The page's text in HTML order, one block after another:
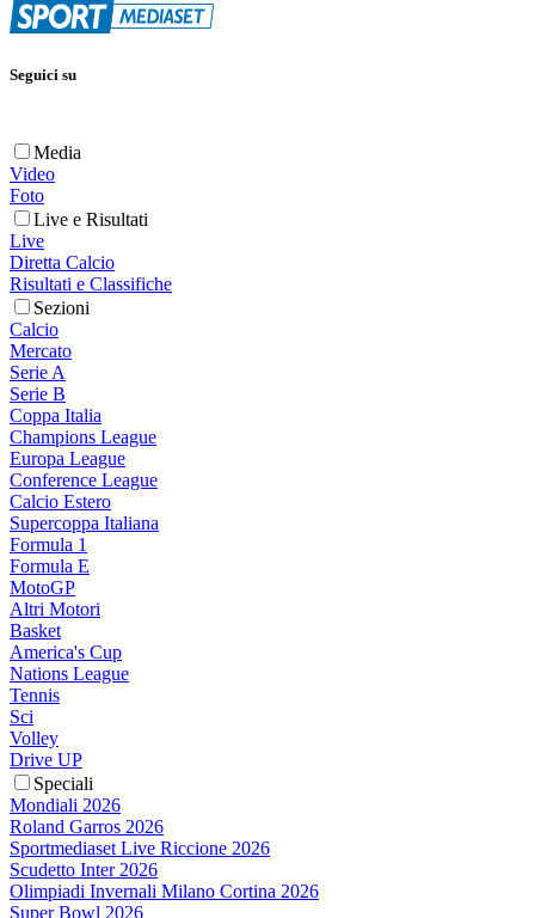
Seguici su
Media
Video
Foto
Live e Risultati
Live
Diretta Calcio
Risultati e Classifiche
Sezioni
Calcio
Mercato
Serie A
Serie B
Coppa Italia
Champions League
Europa League
Conference League
Calcio Estero
Supercoppa Italiana
Formula 1
Formula E
MotoGP
Altri Motori
Basket
America's Cup
Nations League
Tennis
Sci
Volley
Drive UP
Speciali
Mondiali 2026
Roland Garros 2026
Sportmediaset Live Riccione 2026
Scudetto Inter 2026
Olimpiadi Invernali Milano Cortina 2026
Super Bowl 2026